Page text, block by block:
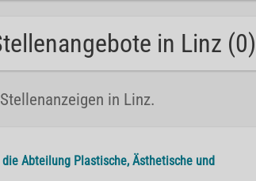
in Linz (0)
in Linz.
Abteilung Plastische, Ästhetische und